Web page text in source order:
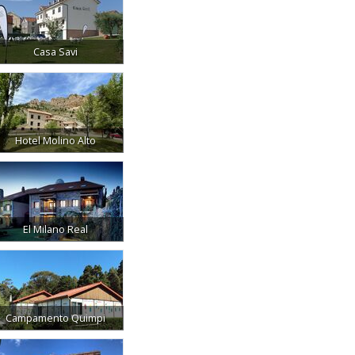
Casa Savi
Hotel Molino Alto
El Milano Real
Campamento Quimpi